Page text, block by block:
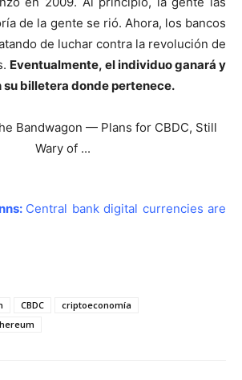
de la gente se rió. Ahora, los bancos
de luchar contra la revolución de
Eventualmente, el individuo ganará y
su billetera donde pertenece.
Central bank digital currencies are
CBDC
criptoeconomía